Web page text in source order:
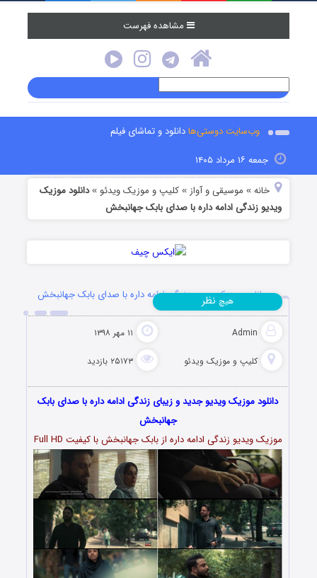
مشاهده فهرست
وب‌سایت دوستی‌هادانلود و تماشای فیلم
جمعه ۱۶ مرداد ۱۴۰۵
خانه » موسیقی و آواز »کلیپ و موزیک ویدئو »دانلود موزیک
ویدیو زندگی ادامه داره با صدای بابک جهانبخش
دانلود موزیک ویدیو زندگی ادامه داره با صدای بابک جهانبخش
Admin ۱۱ مهر ۱۳۹۸
کلیپ و موزیک ویدئو ۲۵۱۷۳ بازدید
هیچ نظر
دانلود موزیک ویدیو جدید و زیبای زندگی ادامه داره با صدای بابک
جهانبخش
موزیک ویدیو زندگی ادامه داره از بابک جهانبخش با کیفیت Full HD